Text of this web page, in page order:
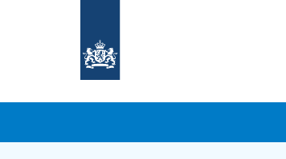
homepage
sdg.rijksoverheid.nl